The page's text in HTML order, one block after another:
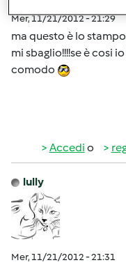
Mer, 11/21/2012 - 21:29
ma questo è lo
mi sbaglio!!!!se è cosi
comodo
Accedi o
lully
Mer, 11/21/2012 - 21:31